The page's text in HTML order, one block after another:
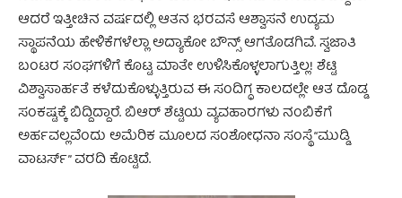
ಆದರೆ ಇತ್ತೀಚಿನ ವರ್ಷದಲ್ಲಿ ಆತನ ಭರವಸೆ ಆಶ್ವಾಸನೆ ಉದ್ಯಮ
ಸ್ಥಾಪನೆಯ ಹೇಳಿಕೆಗಳೆಲ್ಲಾ ಅದ್ಯಾಕೋ ಬೌನ್ಸ್ ಆಗತೊಡಗಿವೆ. ಸ್ವಜಾತಿ
ಬಂಟರ ಸಂಘಗಳಿಗೆ ಕೊಟ್ಟ ಮಾತೇ ಉಳಿಸಿಕೊಳ್ಳಲಾಗುತ್ತಿಲ್ಲ! ಶೆಟ್ಟಿ
ವಿಶ್ವಾಸಾರ್ಹತೆ ಕಳೆದುಕೊಳ್ಳುತ್ತಿರುವ ಈ ಸಂದಿಗ್ಧ ಕಾಲದಲ್ಲೇ ಆತ ದೊಡ್ಡ
ಸಂಕಷ್ಟಕ್ಕೆ ಬಿದ್ದಿದ್ದಾರೆ. ಬಿಆರ್ ಶೆಟ್ಟಿಯ ವ್ಯವಹಾರಗಳು ನಂಬಿಕೆಗೆ
ಅರ್ಹವಲ್ಲವೆಂದು ಅಮೆರಿಕ ಮೂಲದ ಸಂಶೋಧನಾ ಸಂಸ್ಥೆ “ಮುಡ್ಡಿ
ವಾಟರ್ಸ್” ವರದಿ ಕೊಟ್ಟಿದೆ.